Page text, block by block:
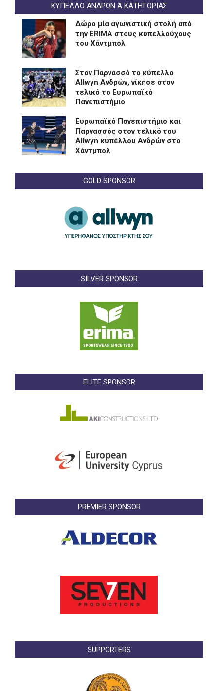
ΚΥΠΕΛΛΟ ΑΝΔΡΩΝ Ά ΚΑΤΗΓΟΡΙΑΣ
Δώρο μία αγωνιστική στολή από
την ERIMA στους κυπελλούχους
του Χάντμπολ
Στον Παρνασσό το κύπελλο
Allwyn Ανδρών, νίκησε στον
τελικό το Ευρωπαϊκό
Πανεπιστήμιο
Eυρωπαϊκό Πανεπιστήμιο και
Παρνασσός στον τελικό του
Allwyn κυπέλλου Ανδρών στο
Χάντμπολ
GOLD SPONSOR
SILVER SPONSOR
ELITE SPONSOR
PREMIER SPONSOR
SUPPORTERS